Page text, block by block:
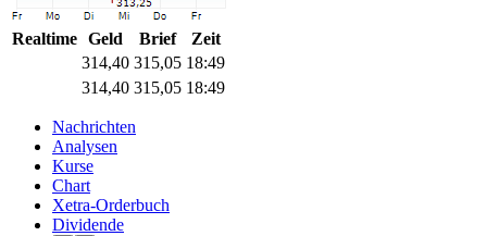
Realtime Geld Brief
Zeit
314,40 315,05 18:49
314,40 315,05 18:49
Nachrichten
Analysen
Kurse
Chart
Xetra-Orderbuch
Dividende